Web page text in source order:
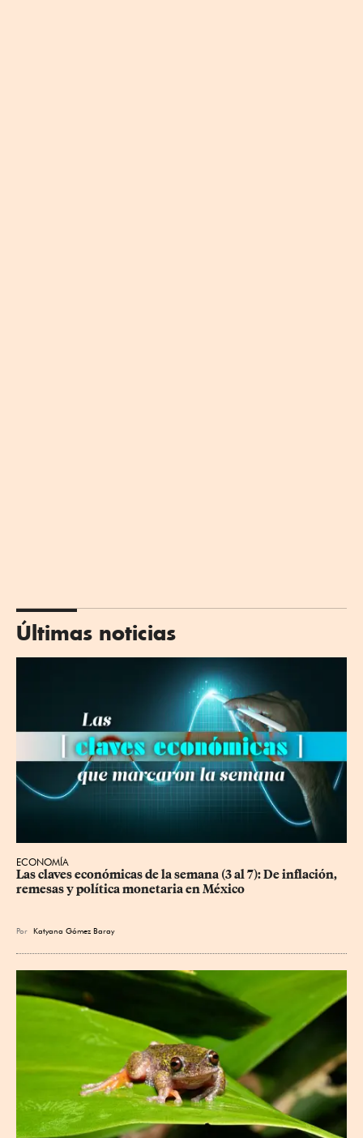
Últimas noticias
ECONOMÍA
Las claves económicas de la semana (3 al 7): De inflación,
remesas y política monetaria en México
Por Katyana Gómez Baray